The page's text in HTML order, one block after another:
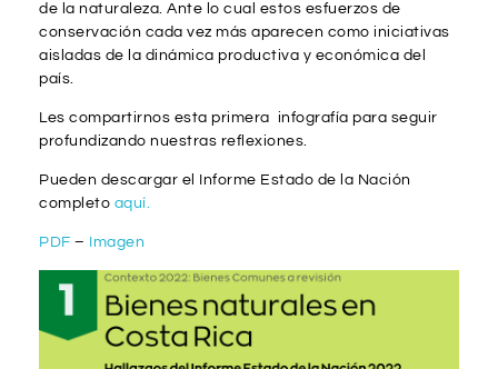
de la naturaleza. Ante lo cual estos esfuerzos de
conservación cada vez más aparecen como iniciativas
aisladas de la dinámica productiva y económica del
país.
Les compartirnos esta primera infografía para seguir
profundizando nuestras reflexiones.
Pueden descargar el Informe Estado de la Nación
completo aquí.
PDF – Imagen